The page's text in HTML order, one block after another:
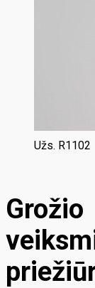
Užs. R1102